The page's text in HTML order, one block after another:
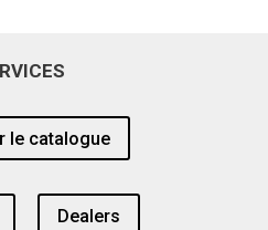
le catalogue
Dealers